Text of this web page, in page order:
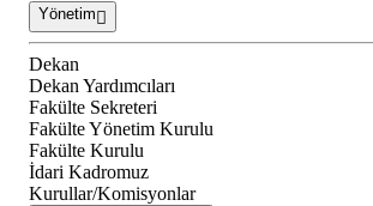
Yönetim
Dekan
Dekan Yardımcıları
Fakülte Sekreteri
Fakülte Yönetim Kurulu
Fakülte Kurulu
İdari Kadromuz
Kurullar/Komisyonlar